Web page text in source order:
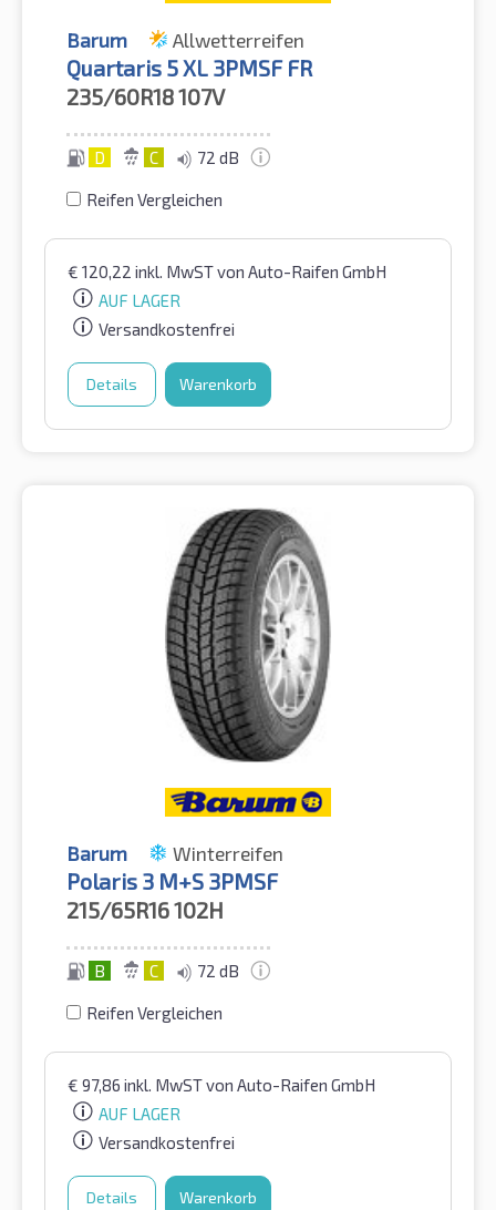
Barum Allwetterreifen
Quartaris 5 XL 3PMSF FR
235/60R18107V
D C 72 dB
Reifen Vergleichen
€ 120,22 inkl. MwSTvon Auto-Raifen GmbH
AUF LAGER
Versandkostenfrei
Details Warenkorb
Barum Winterreifen
Polaris 3 M+S 3PMSF
215/65R16102H
B C 72 dB
Reifen Vergleichen
€ 97,86 inkl. MwSTvon Auto-Raifen GmbH
AUF LAGER
Versandkostenfrei
Details Warenkorb